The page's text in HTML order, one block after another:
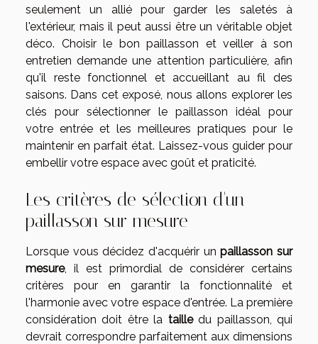
seulement un allié pour garder les saletés à
l'extérieur, mais il peut aussi être un véritable objet
déco. Choisir le bon paillasson et veiller à son
entretien demande une attention particulière, afin
qu'il reste fonctionnel et accueillant au fil des
saisons. Dans cet exposé, nous allons explorer les
clés pour sélectionner le paillasson idéal pour
votre entrée et les meilleures pratiques pour le
maintenir en parfait état. Laissez-vous guider pour
embellir votre espace avec goût et praticité.
Les critères de sélection d'un
paillasson sur mesure
Lorsque vous décidez d'acquérir unpaillasson sur
mesure, il est primordial de considérer certains
critères pour en garantir la fonctionnalité et
l'harmonie avec votre espace d'entrée. La première
considération doit être la tailledu paillasson, qui
devrait correspondre parfaitement aux dimensions